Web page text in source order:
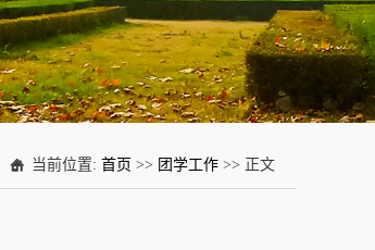
当前位置: 首页 >> 团学工作 >> 正文